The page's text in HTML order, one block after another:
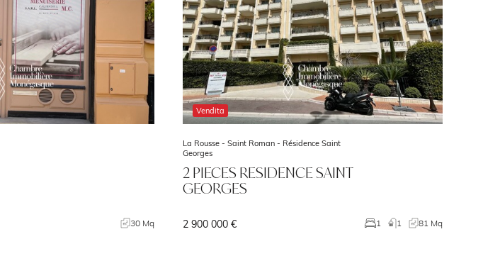
30 Mq
Vendita
La Rousse - Saint Roman - Résidence Saint
Georges
2 PIECES RESIDENCE SAINT
GEORGES
2 900 000 € 1 1 81 Mq